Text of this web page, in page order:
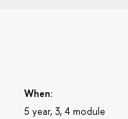
When:
5 year, 3, 4 module